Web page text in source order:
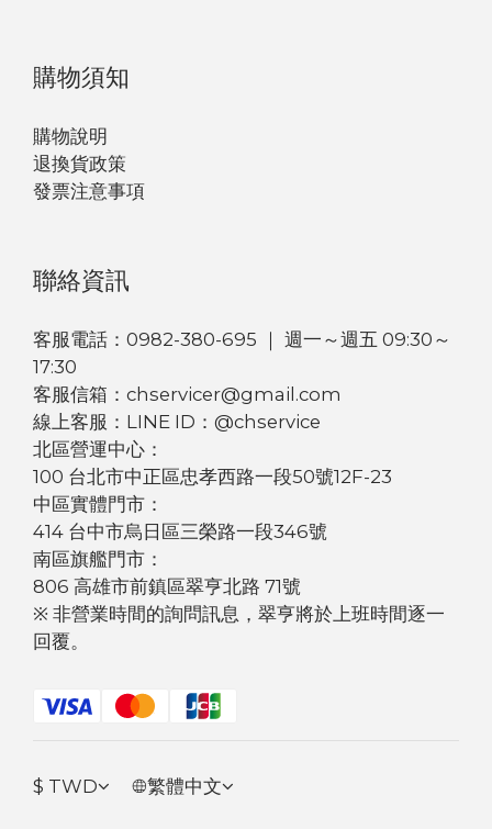
購物須知
購物說明
退換貨政策
發票注意事項
聯絡資訊
客服電話：0982-380-695 ｜ 週一～週五 09:30～
17:30
客服信箱：chservicer@gmail.com
線上客服：LINE ID：@chservice
北區營運中心：
100 台北市中正區忠孝西路一段50號12F-23
中區實體門市：
414 台中市烏日區三榮路一段346號
南區旗艦門市：
806 高雄市前鎮區翠亨北路 71號
※ 非營業時間的詢問訊息，翠亨將於上班時間逐一
回覆。
$ TWD 繁體中文